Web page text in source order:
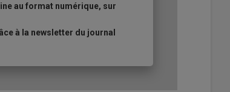
au format numérique, sur
à la newsletter du journal